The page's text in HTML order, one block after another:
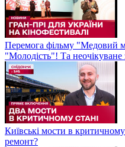
Перемога фільму "Медовий
"Молодість"! Та неочікуване
Київські мости в
ремонт?